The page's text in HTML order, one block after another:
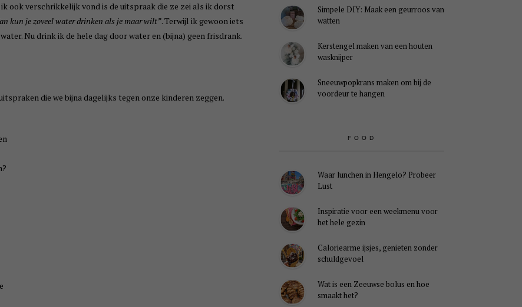
ook verschrikkelijk vond is de uitspraak die ze zei als ik dorst
kun je zoveel water drinken als je maar wilt”. Terwijl ik gewoon iets
Nu drink ik de hele dag door water en (bijna) geen frisdrank.
die we bijna dagelijks tegen onze kinderen zeggen.
Simpele DIY: Maak een geurroos van
watten
Kerstengel maken van een houten
wasknijper
Sneeuwpopkrans maken om bij de
voordeur te hangen
FOOD
Waar lunchen in Hengelo? Probeer
Lust
Inspiratie voor een weekmenu voor
het hele gezin
Caloriearme ijsjes, genieten zonder
schuldgevoel
Wat is een Zeeuwse bolus en hoe
smaakt het?